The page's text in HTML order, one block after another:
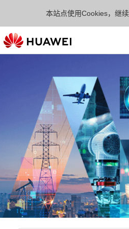
本站点使用Cookies，继